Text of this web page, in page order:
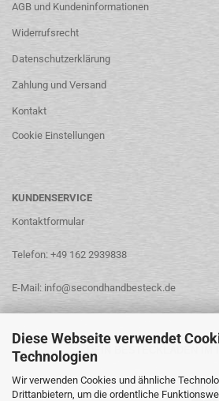
Diese Webseite verwendet
Technologien
Wir verwenden Cookies und ähnliche
Drittanbietern, um die ordentliche
AGB und Kundeninformationen
Widerrufsrecht
Datenschutzerklärung
Zahlung und Versand
Kontakt
Cookie Einstellungen
KUNDENSERVICE
Kontaktformular
Telefon: +49 162 2939838
E-Mail: info@secondhandbesteck.de